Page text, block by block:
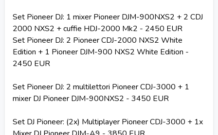
Set Pioneer DJ: 1 mixer Pioneer DJM-900NXS2 + 2 CDJ
2000 NXS2 + cuffie HDJ-2000 Mk2 - 2450 EUR
Set Pioneer DJ: 2 Pioneer CDJ-2000 NXS2 White
Edition + 1 Pioneer DJM-900 NXS2 White Edition -
2450 EUR
Set Pioneer DJ: 2 multilettori Pioneer CDJ-3000 + 1
mixer DJ Pioneer DJM-900NXS2 - 3450 EUR
Set DJ Pioneer: (2x) Multiplayer Pioneer CDJ-3000 + 1x